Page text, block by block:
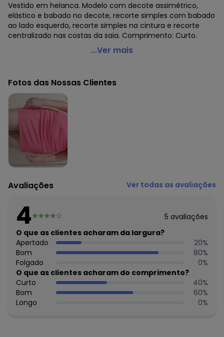
Vestido em helanca. Modelo com decote assimétrico,
elástico e babado no decote, recorte simples com babado
ao lado esquerdo, recorte simples na cintura e recorte
centralizado nas costas da saia. Comprimento: Curto.
Moda Pop - Vestido Coral com Decote Assimétrico
Modelagem: Solto
Comprimento: Curto
Decote frente: De um ombro só
Complemento: Babado; babado no decote; elástico no
decote; recorte central nas costas
Tecido: Helanca
Composição: Conforme imagem etiqueta
...Ver mais
Fotos das Nossas Clientes
Avaliações Ver todas as avaliações
4 5 avaliações
O que as clientes acharam da largura?
Apertado
20%
Bom
80%
Folgado
0%
O que as clientes acharam do comprimento?
Curto
40%
Bom
60%
Longo
0%